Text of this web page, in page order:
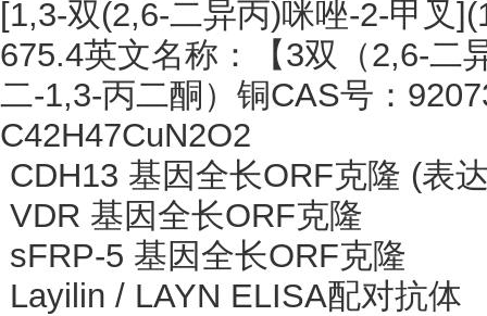
[1,3-双(2,6-二异丙)咪唑-2-甲叉
675.4英文名称：【3双（2,6-二
二-1,3-丙二酮）铜CAS号：
C42H47CuN2O2
CDH13 基因全长ORF克隆 (表
VDR 基因全长ORF克隆
sFRP-5 基因全长ORF克隆
Layilin / LAYN ELISA配对抗体